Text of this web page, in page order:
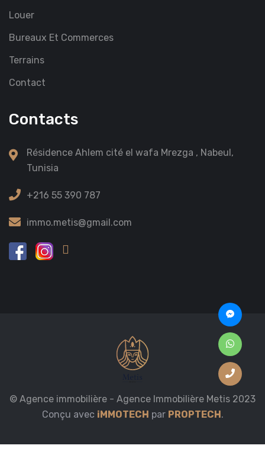
Louer
Bureaux Et Commerces
Terrains
Contact
Contacts
Résidence Ahlem cité el wafa Mrezga , Nabeul,
Tunisia
+216 55 390 787
immo.metis@gmail.com
© Agence immobilière - Agence Immobilière Metis 2023
Conçu avec iMMOTECH par PROPTECH.